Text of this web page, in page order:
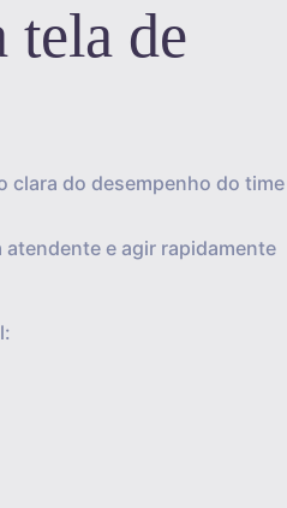
tela de
clara do desempenho do time
e agir rapidamente